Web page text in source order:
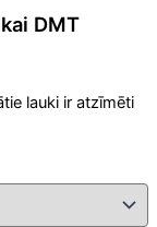
DMT
lauki ir atzīmēti